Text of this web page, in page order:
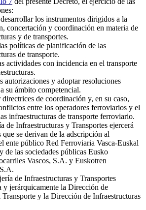
los instrumentos dirigidos a la
concertación y coordinación en materia de
y de transportes.
políticas de planificación de las
de transporte.
actividades con incidencia en el transporte
autorizaciones y adoptar resoluciones
su ámbito competencial.
directrices de coordinación y, en su caso,
entre los operadores ferroviarios y el
infraestructuras de transporte ferroviario.
de Infraestructuras y Transportes ejercerá
que se derivan de la adscripción al
ente público Red Ferroviaria Vasca-Euskal
de las sociedades públicas Eusko
Vascos, S.A. y Euskotren
de Infraestructuras y Transportes
y jerárquicamente la Dirección de
y la Dirección de Infraestructuras